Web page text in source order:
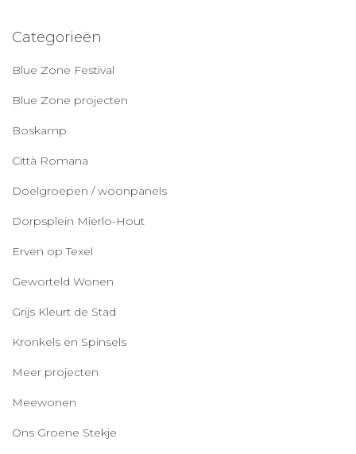
Categorieën
Blue Zone Festival
Blue Zone projecten
Boskamp
Città Romana
Doelgroepen / woonpanels
Dorpsplein Mierlo-Hout
Erven op Texel
Geworteld Wonen
Grijs Kleurt de Stad
Kronkels en Spinsels
Meer projecten
Meewonen
Ons Groene Stekje